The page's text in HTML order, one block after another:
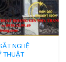
NGHỆ
THUẬT